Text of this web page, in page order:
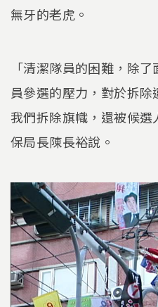
無牙的老虎。
「清潔隊員的困難，除
員參選的壓力，對於拆除
我們拆除旗幟，還被候
保局長陳長裕說。